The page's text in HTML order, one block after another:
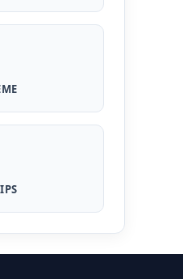
Yojana: गरीब
होम लोन योजना, 25
Online: डेयरी
किसानों को भारत
गारंटी दे रहा है इतने